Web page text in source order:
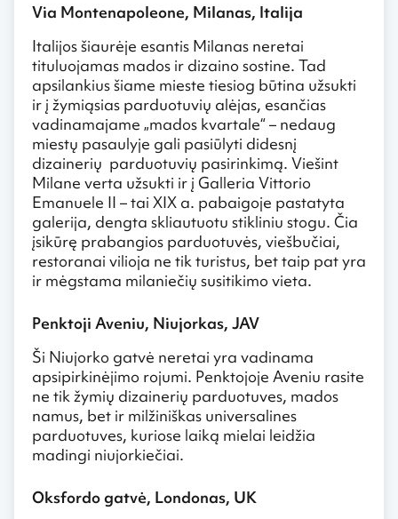
Via Montenapoleone, Milanas, Italija
Italijos šiaurėje esantis Milanas neretai
tituluojamas mados ir dizaino sostine. Tad
apsilankius šiame mieste tiesiog būtina užsukti
ir į žymiąsias parduotuvių alėjas, esančias
vadinamajame „mados kvartale“ – nedaug
miestų pasaulyje gali pasiūlyti didesnį
dizainerių parduotuvių pasirinkimą. Viešint
Milane verta užsukti ir į Galleria Vittorio
Emanuele II – tai XIX a. pabaigoje pastatyta
galerija, dengta skliautuotu stikliniu stogu. Čia
įsikūrę prabangios parduotuvės, viešbučiai,
restoranai vilioja ne tik turistus, bet taip pat yra
ir mėgstama milaniečių susitikimo vieta.
Penktoji Aveniu, Niujorkas, JAV
Ši Niujorko gatvė neretai yra vadinama
apsipirkinėjimo rojumi. Penktojoje Aveniu rasite
ne tik žymių dizainerių parduotuves, mados
namus, bet ir milžiniškas universalines
parduotuves, kuriose laiką mielai leidžia
madingi niujorkiečiai.
Oksfordo gatvė, Londonas, UK